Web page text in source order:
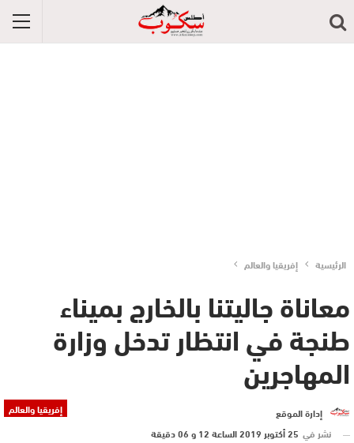
الرئيسية إفريقيا والعالم
معاناة جاليتنا بالخارج بميناء
طنجة في انتظار تدخل وزارة
المهاجرين
إفريقيا والعالم
إدارة الموقع
نشر في 25 أكتوبر 2019 الساعة 12 و 06 دقيقة